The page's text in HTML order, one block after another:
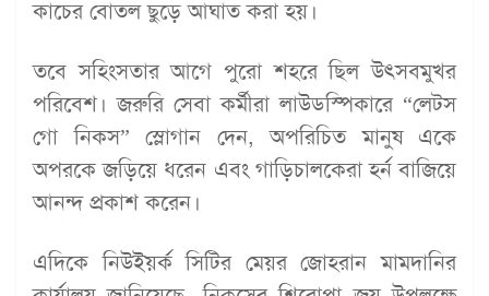
কাচের বোতল ছুড়ে আঘাত করা হয়।
তবে সহিংসতার আগে পুরো শহরে ছিল উৎসবমুখর
পরিবেশ। জরুরি সেবা কর্মীরা লাউডস্পিকারে “লেটস
গো নিকস” স্লোগান দেন, অপরিচিত মানুষ একে
অপরকে জড়িয়ে ধরেন এবং গাড়িচালকেরা হর্ন বাজিয়ে
আনন্দ প্রকাশ করেন।
এদিকে নিউইয়র্ক সিটির মেয়র জোহরান মামদানির